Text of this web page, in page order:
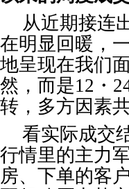
从近期接连
在明显回暖，
地呈现在我们
然，而是12・
转，多方因素
看实际成交
行情里的主力
房、下单的客